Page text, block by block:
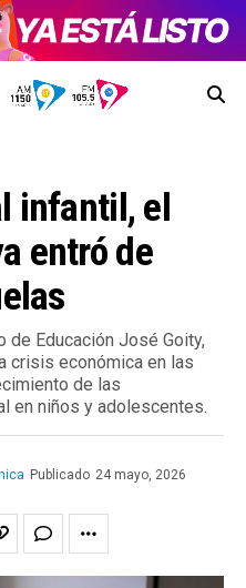
infantil, el
entró de
de Educación José Goity,
crisis económica en las
de las
en niños y adolescentes.
Publicado 24 mayo, 2026